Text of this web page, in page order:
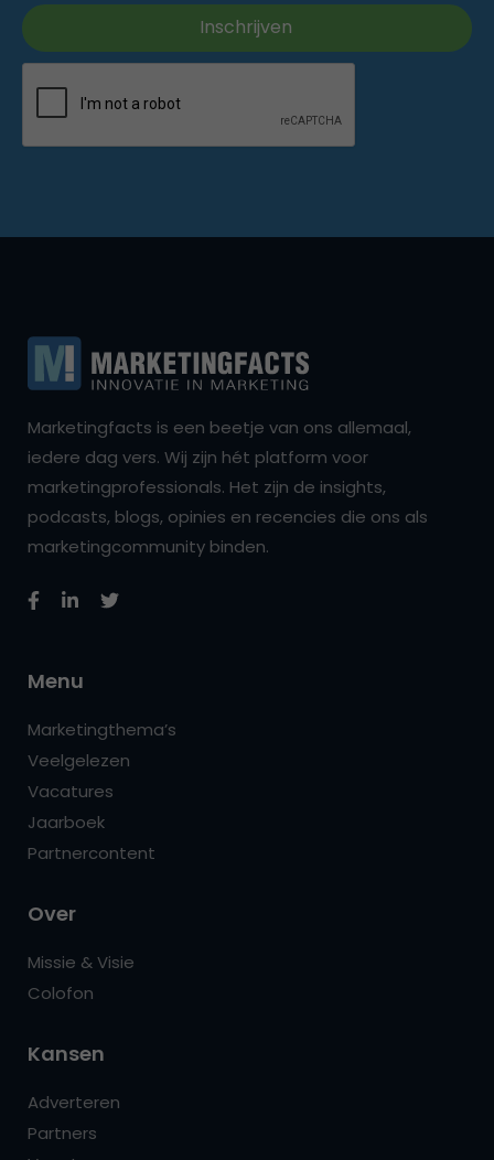
Marketingfacts is een beetje van ons allemaal,
iedere dag vers. Wij zijn hét platform voor
marketingprofessionals. Het zijn de insights,
podcasts, blogs, opinies en recencies die ons als
marketingcommunity binden.
Menu
Marketingthema’s
Veelgelezen
Vacatures
Jaarboek
Partnercontent
Over
Missie & Visie
Colofon
Kansen
Adverteren
Partners